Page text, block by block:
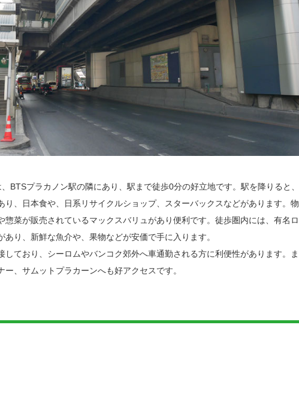
BTSプラカノン駅の隣にあり、駅まで徒歩0分の好立地です。駅を降りると、
り、日本食や、日系リサイクルショップ、スターバックスなどがあります。物
惣菜が販売されているマックスバリュがあり便利です。徒歩圏内には、有名ロ
り、新鮮な魚介や、果物などが安価で手に入ります。
しており、シーロムやバンコク郊外へ車通勤される方に利便性があります。ま
、サムットプラカーンへも好アクセスです。